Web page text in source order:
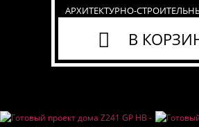
АРХИТЕКТУРНО-
В